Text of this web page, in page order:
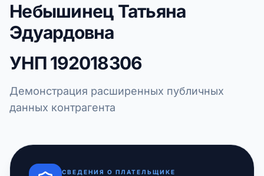
Небышинец Татьяна
Эдуардовна
УНП192018306
Демонстрация расширенных публичных
данных контрагента
СВЕДЕНИЯ О ПЛАТЕЛЬЩИКЕ